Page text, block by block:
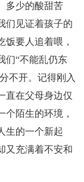
多少的酸甜苦
们见证着孩子的
饭要人追着喂，
们“不能乱仍东
不开。记得刚入
直在父母身边仅
陌生的环境，
生的一个新起
又充满着不安和